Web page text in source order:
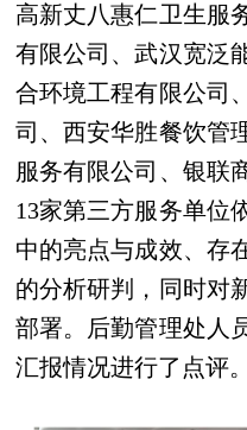
高新丈八惠仁卫生服
有限公司、武汉宽泛
合环境工程有限公司
司、西安华胜餐饮管
服务有限公司、银联
13家第三方服务单位
中的亮点与成效、存
的分析研判，同时对
部署。后勤管理处人
汇报情况进行了点评。